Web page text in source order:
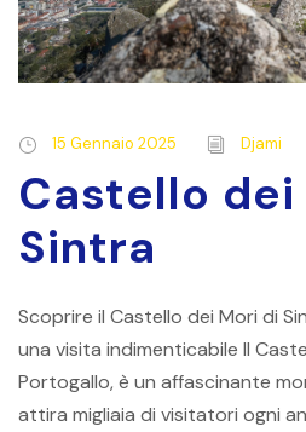
15 Gennaio 2025 Djami
Castello dei
Sintra
Scoprire il Castello dei Mori di
una visita indimenticabile Il
Portogallo, è un affascinante
attira migliaia di visitatori ogni